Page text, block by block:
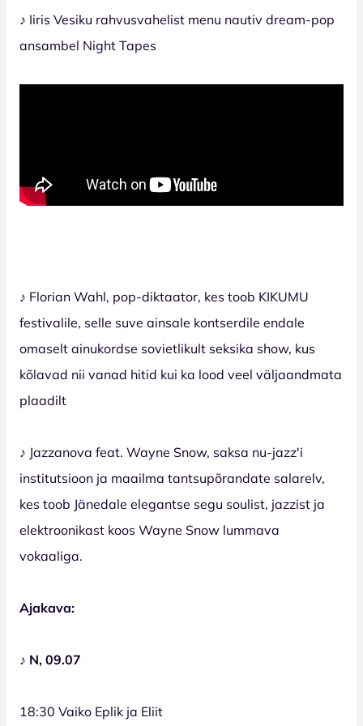
♪ Iiris Vesiku rahvusvahelist menu nautiv dream-pop
ansambel Night Tapes
♪ Florian Wahl, pop-diktaator, kes toob KIKUMU
festivalile, selle suve ainsale kontserdile endale
omaselt ainukordse sovietlikult seksika show, kus
kõlavad nii vanad hitid kui ka lood veel väljaandmata
plaadilt
♪ Jazzanova feat. Wayne Snow, saksa nu-jazz'i
institutsioon ja maailma tantsupõrandate salarelv,
kes toob Jänedale elegantse segu soulist, jazzist ja
elektroonikast koos Wayne Snow lummava
vokaaliga.
Ajakava:
♪ N, 09.07
18:30 Vaiko Eplik ja Eliit